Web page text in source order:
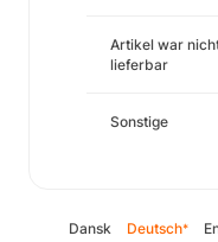
Artikel war
lieferbar
Sonstige
Dansk Deutsch*